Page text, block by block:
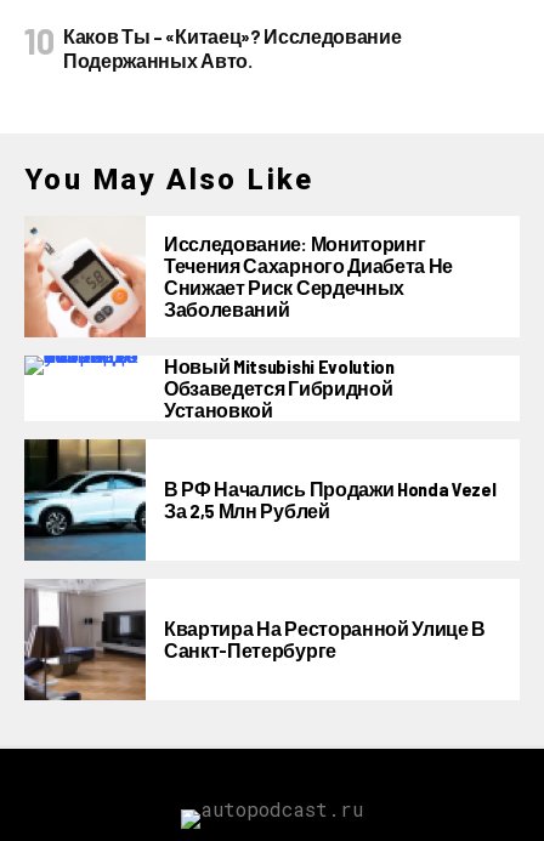
Каков Ты – «китаец»? Исследование
Подержанных Авто.
You May Also Like
Исследование: Мониторинг
Течения Сахарного Диабета Не
Снижает Риск Сердечных
Заболеваний
Новый Mitsubishi Evolution
Обзаведется Гибридной
Установкой
В РФ Начались Продажи Honda Vezel
За 2,5 Млн Рублей
Квартира На Ресторанной Улице В
Санкт-Петербурге